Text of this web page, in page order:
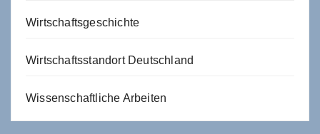
Wirtschaftsgeschichte
Wirtschaftsstandort Deutschland
Wissenschaftliche Arbeiten